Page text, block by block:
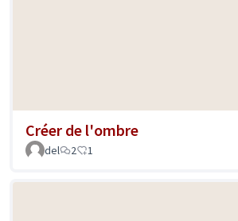
Créer de l'ombre
del
2 1